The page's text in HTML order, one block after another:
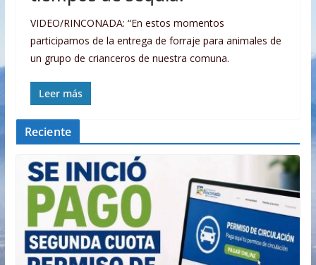
VIDEO/RINCONADA: “En estos momentos
participamos de la entrega de forraje para animales de
un grupo de crianceros de nuestra comuna.
Leer más
Reciente